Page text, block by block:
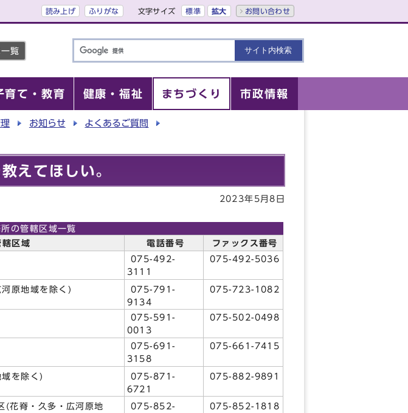
読み上げ ふりがな 文字サイズ 標準 拡大 お問い合わせ
覧
育て・教育 健康・福祉 まちづくり 市政情報
お知らせ
よくあるご質問
えてほしい。
2023年5月8日
の管轄区域一覧
轄区域 電話番号
ファックス番号
075-492-
3111
075-492-5036
原地域を除く)
075-791-
9134
075-723-1082
075-591-
0013
075-502-0498
075-691-
3158
075-661-7415
を除く)
075-871-
6721
075-882-9891
(花脊・久多・広河原地
075-852-
075-852-1818